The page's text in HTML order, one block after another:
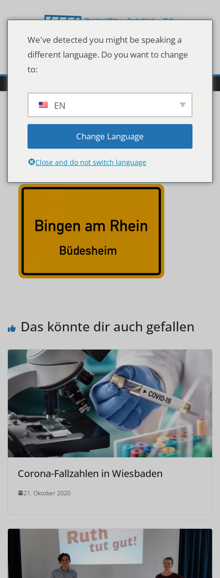
Inhalt
Bingen+am+Rhein.Büde
sheim
Das könnte dir auch gefallen
Corona-Fallzahlen in Wiesbaden
21. Oktober 2020
We've detected you might be speaking a
different language. Do you want to change
to:
EN
Change Language
Close and do not switch language